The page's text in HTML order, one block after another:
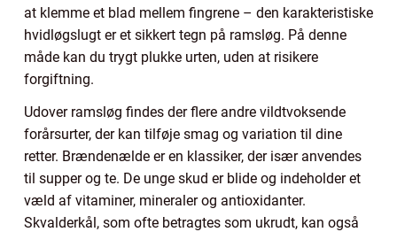
at klemme et blad mellem fingrene – den karakteristiske
hvidløgslugt er et sikkert tegn på ramsløg. På denne
måde kan du trygt plukke urten, uden at risikere
forgiftning.
Udover ramsløg findes der flere andre vildtvoksende
forårsurter, der kan tilføje smag og variation til dine
retter. Brændenælde er en klassiker, der især anvendes
til supper og te. De unge skud er blide og indeholder et
væld af vitaminer, mineraler og antioxidanter.
Skvalderkål, som ofte betragtes som ukrudt, kan også